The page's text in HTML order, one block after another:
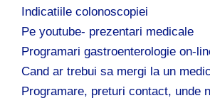
Indicatiile colonoscopiei
Pe youtube- prezentari medicale
Programari gastroenterologie on-
Cand ar trebui sa mergi la un
Programare, preturi contact, unde